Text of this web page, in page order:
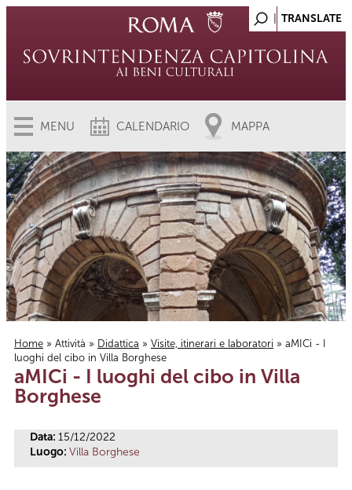
MENU CALENDARIO MAPPA
Tu sei qui
Home » Attività » Didattica » Visite, itinerari e laboratori » aMICi - I
luoghi del cibo in Villa Borghese
aMICi - I luoghi del cibo in Villa
Borghese
Data: 15/12/2022
Luogo: Villa Borghese